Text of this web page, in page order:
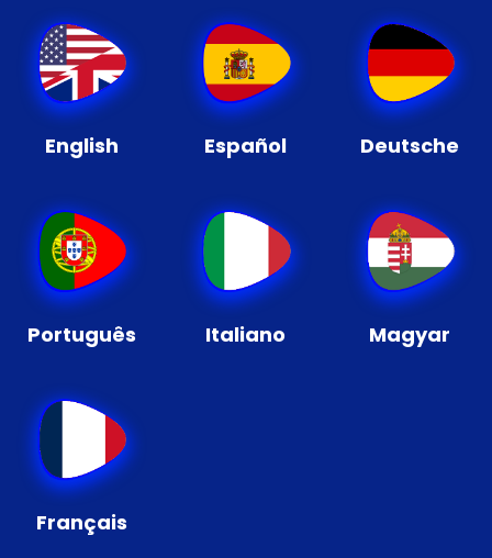
English Español Deutsche
Português Italiano Magyar
Français